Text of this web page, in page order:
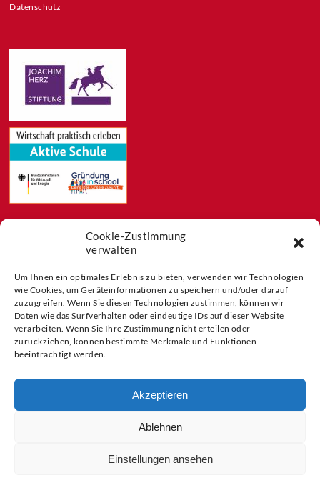
Cookie-Zustimmung
verwalten
Um Ihnen ein optimales Erlebnis zu bieten, verwenden wir Technologien
wie Cookies, um Geräteinformationen zu speichern und/oder darauf
zuzugreifen. Wenn Sie diesen Technologien zustimmen, können wir
Daten wie das Surfverhalten oder eindeutige IDs auf dieser Website
verarbeiten. Wenn Sie Ihre Zustimmung nicht erteilen oder
zurückziehen, können bestimmte Merkmale und Funktionen
beeinträchtigt werden.
Akzeptieren
Ablehnen
Einstellungen ansehen
Datenschutz
Blog
Buchtipps
Partner der